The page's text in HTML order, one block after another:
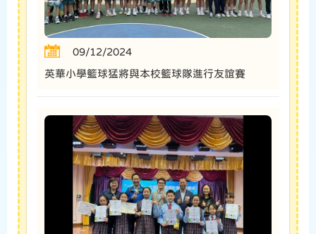
09/12/2024
英華小學籃球猛將與本校籃球隊進行友誼賽